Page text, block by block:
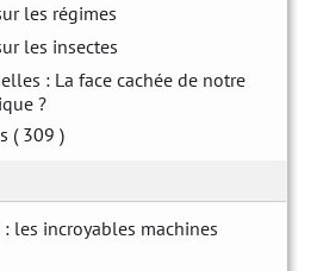
les régimes
les insectes
: La face cachée de notre
?
( 309 )
les incroyables machines